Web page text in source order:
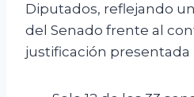
Diputados, reflejando
del Senado frente al
justificación presentada